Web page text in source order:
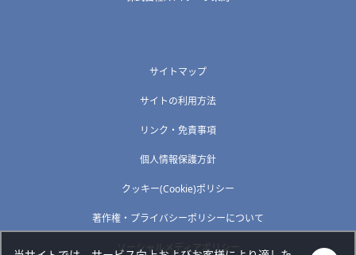
サイトマップ
サイトの利用方法
リンク・免責事項
個人情報保護方針
クッキー(Cookie)ポリシー
著作権・プライバシーポリシーについて
ソーシャルメディアポリシー